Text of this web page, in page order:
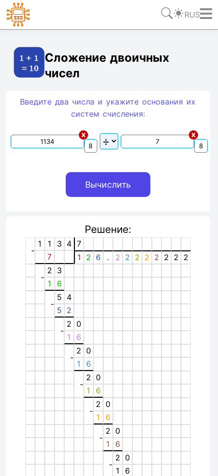
RUS
Сложение двоичных
чисел
Введите два числа и укажите основания их
систем счиcления:
x x
Решение:
-
1 1 3 4 7
7
1 2 6 . 2 2 2 2 2 2 2 2
-
2 3
1
6
-
5 4
5 2
-
2 0
1
6
-
2 0
1
6
-
2 0
1
6
-
2 0
1
6
-
2 0
1
6
-
2 0
1
6